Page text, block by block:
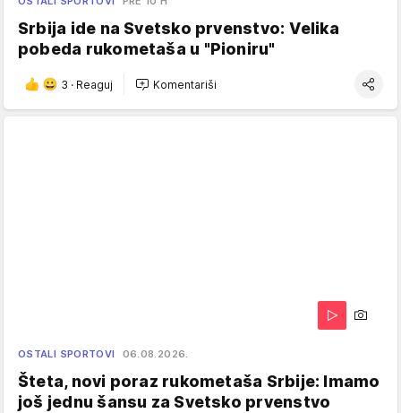
Srbija ide na Svetsko prvenstvo: Velika
pobeda rukometaša u "Pioniru"
3 · Reaguj Komentariši
OSTALI SPORTOVI 06.08.2026.
Šteta, novi poraz rukometaša Srbije: Imamo
još jednu šansu za Svetsko prvenstvo